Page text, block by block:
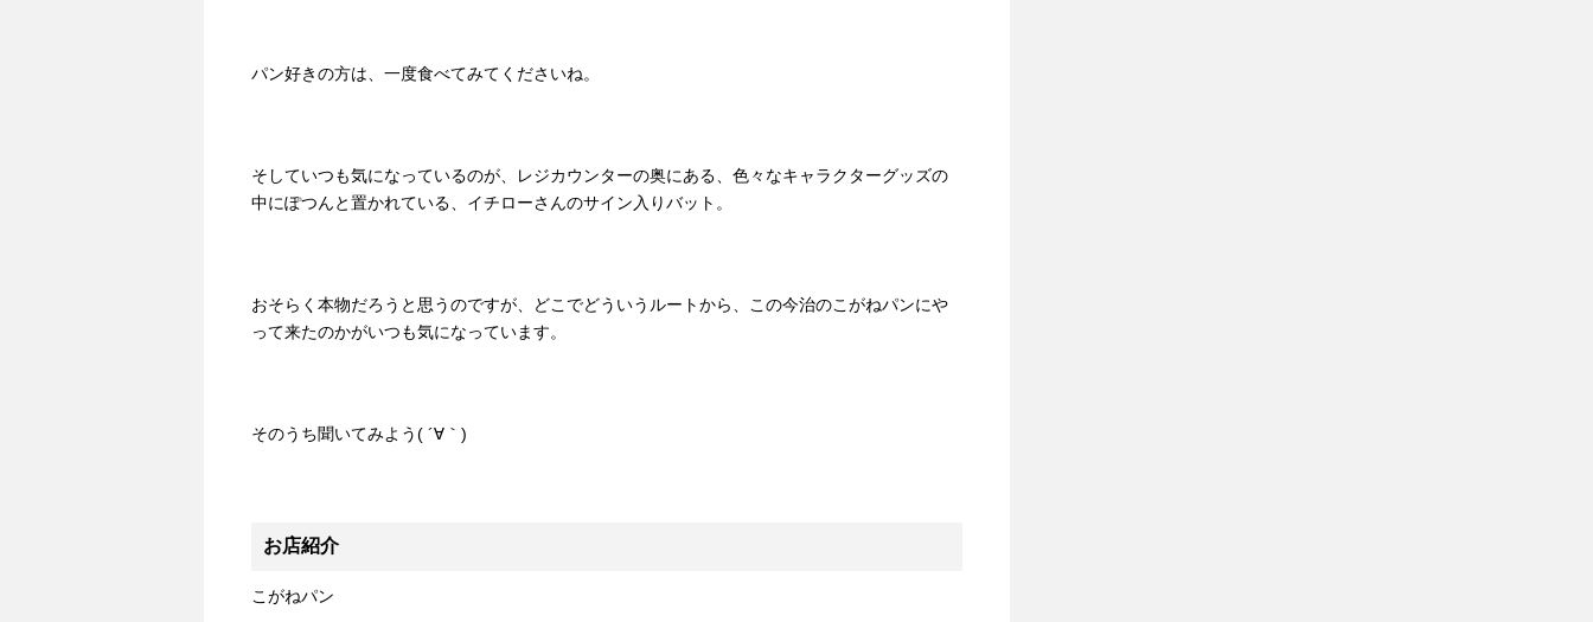
パン好きの方は、一度食べてみてくださいね。
そしていつも気になっているのが、レジカウンターの奥にある、色々なキャラクターグッズの
中にぽつんと置かれている、イチローさんのサイン入りバット。
おそらく本物だろうと思うのですが、どこでどういうルートから、この今治のこがねパンにや
って来たのかがいつも気になっています。
そのうち聞いてみよう( ´∀｀)
お店紹介
こがねパン